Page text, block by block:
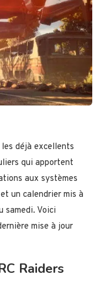
déjà excellents
qui apportent
aux systèmes
un calendrier mis à
samedi. Voici
mise à jour
Raiders